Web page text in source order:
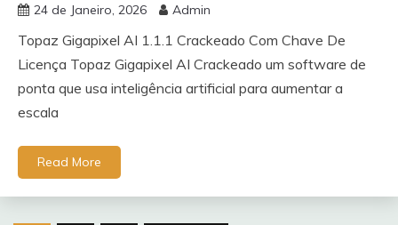
24 de Janeiro, 2026 Admin
Topaz Gigapixel AI 1.1.1 Crackeado Com Chave De
Licença Topaz Gigapixel AI Crackeado um software de
ponta que usa inteligência artificial para aumentar a
escala
Read More